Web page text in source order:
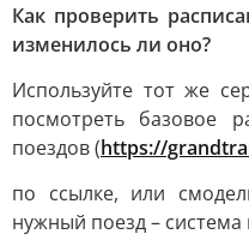
Как проверить
изменилось ли оно?
Используйте тот же
посмотреть базовое
поездов (https://
по ссылке, или
нужный поезд – система